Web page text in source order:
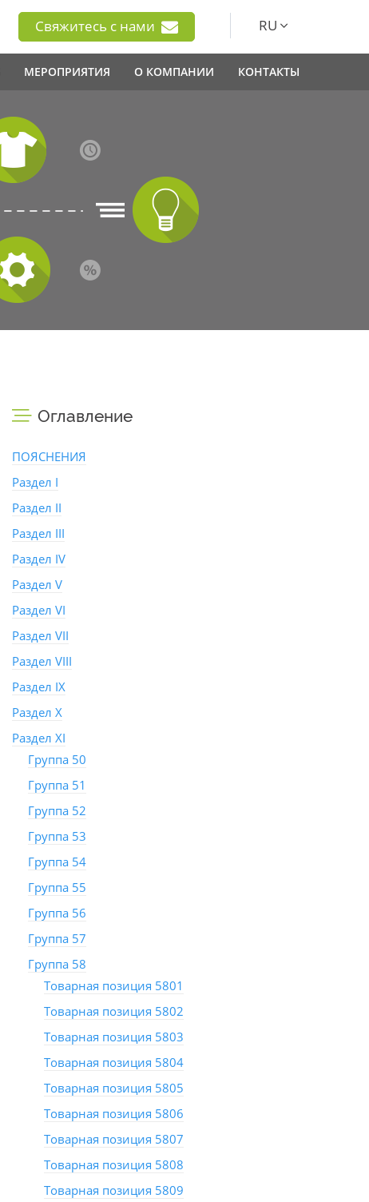
Свяжитесь с нами RU
МЕРОПРИЯТИЯ О КОМПАНИИ КОНТАКТЫ
Оглавление
ПОЯСНЕНИЯ
Раздел I
Раздел II
Раздел III
Раздел IV
Раздел V
Раздел VI
Раздел VII
Раздел VIII
Раздел IX
Раздел X
Раздел XI
Группа 50
Группа 51
Группа 52
Группа 53
Группа 54
Группа 55
Группа 56
Группа 57
Группа 58
Товарная позиция 5801
Товарная позиция 5802
Товарная позиция 5803
Товарная позиция 5804
Товарная позиция 5805
Товарная позиция 5806
Товарная позиция 5807
Товарная позиция 5808
Товарная позиция 5809